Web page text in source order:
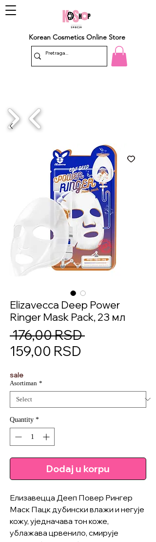
Korean Cosmetics Online Store
Elizavecca Deep Power
Ringer Mask Pack, 23 мл
176,00 RSD Regular
159,00 RSD
sale
Asortiman *
Quantity *
Dodaj u korpu
Елизавецца Дееп Повер Рингер
Маск Пацк дубински влажи и негује
кожу, уједначава тон коже,
ублажава црвенило, смирује